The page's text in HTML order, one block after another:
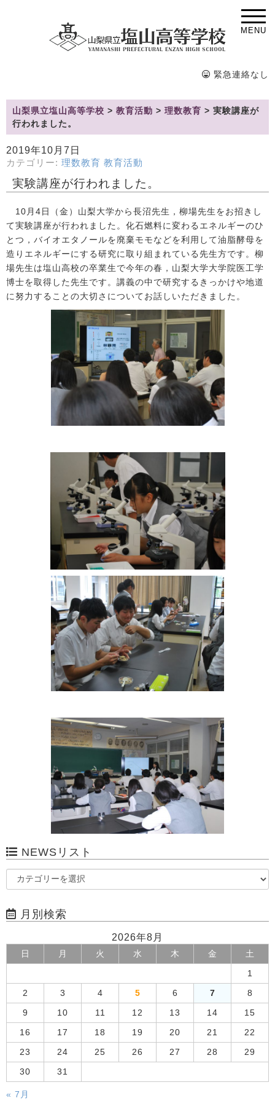
MENU
緊急連絡なし
山梨県立塩山高等学校 > 教育活動 > 理数教育 > 実験講座が
行われました。
2019年10月7日
カテゴリー: 理数教育 教育活動
実験講座が行われました。
10月4日（金）山梨大学から長沼先生，柳場先生をお招きし
て実験講座が行われました。化石燃料に変わるエネルギーのひ
とつ，バイオエタノールを廃棄モモなどを利用して油脂酵母を
造りエネルギーにする研究に取り組まれている先生方です。柳
場先生は塩山高校の卒業生で今年の春，山梨大学大学院医工学
博士を取得した先生です。講義の中で研究するきっかけや地道
に努力することの大切さについてお話しいただきました。
NEWSリスト
月別検索
2026年8月
日 月 火 水 木 金 土
1
2 3 4 5 6 7 8
9 10 11 12 13 14 15
16 17 18 19 20 21 22
23 24 25 26 27 28 29
30 31
« 7月